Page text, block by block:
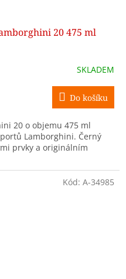
20 475 ml
SKLADEM
Do košíku
20 o objemu 475 ml
Lamborghini. Černý
prvky a originálním
Kód: A-34985